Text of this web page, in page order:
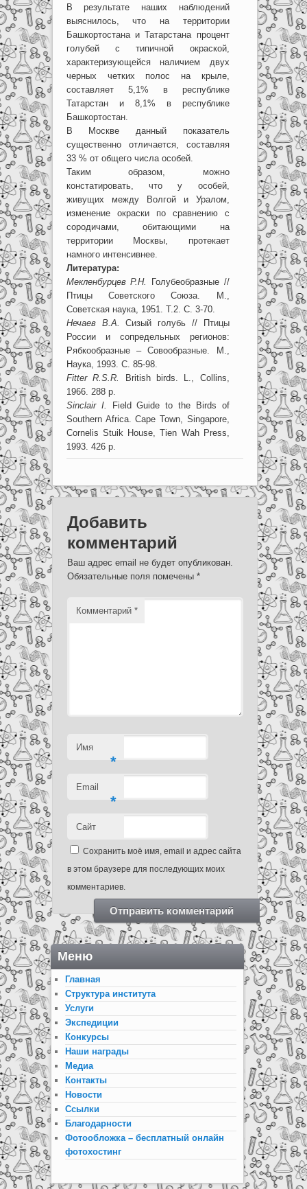
В результате наших наблюдений
выяснилось, что на территории
Башкортостана и Татарстана процент
голубей с типичной окраской,
характеризующейся наличием двух
черных четких полос на крыле,
составляет 5,1% в республике
Татарстан и 8,1% в республике
Башкортостан.
В Москве данный показатель
существенно отличается, составляя
33 % от общего числа особей.
Таким образом, можно
констатировать, что у особей,
живущих между Волгой и Уралом,
изменение окраски по сравнению с
сородичами, обитающими на
территории Москвы, протекает
намного интенсивнее.
Литература:
Мекленбурцев Р.Н.
Голубеобразные //
Птицы Советского Союза. М.,
Советская наука, 1951. Т.2. С. 3-70.
Нечаев В.А.
Сизый голубь // Птицы
России и сопредельных регионов:
Рябкообразные – Совообразные. М.,
Наука, 1993. С. 85-98.
Fitter R.S.R.
British birds. L., Collins,
1966. 288 p.
Sinclair I.
Field Guide to the Birds of
Southern Africa. Cape Town, Singapore,
Cornelis Stuik House, Tien Wah Press,
1993. 426 p.
Добавить
комментарий
Ваш адрес email не будет опубликован.
Обязательные поля помечены *
Комментарий *
Имя
*
Email
*
Сайт
Сохранить моё имя, email и адрес сайта
в этом браузере для последующих моих
комментариев.
Меню
Главная
Структура института
Услуги
Экспедиции
Конкурсы
Наши награды
Медиа
Контакты
Новости
Ссылки
Благодарности
Фотообложка – бесплатный онлайн
фотохостинг